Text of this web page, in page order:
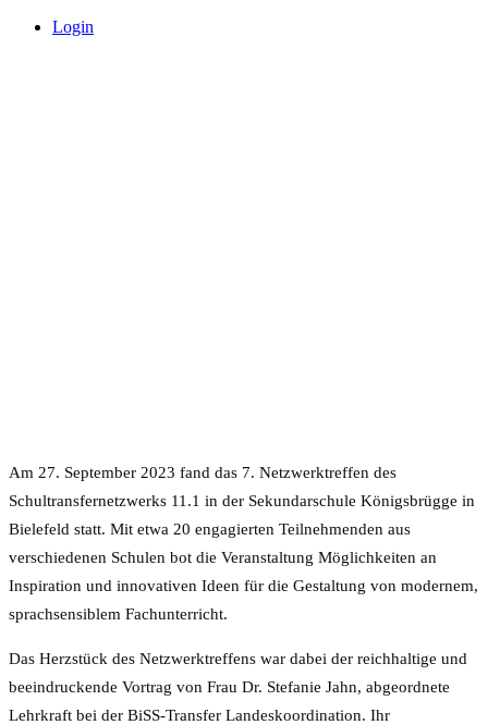
Login
Am 27. September 2023 fand das 7. Netzwerktreffen des
Schultransfernetzwerks 11.1 in der Sekundarschule Königsbrügge in
Bielefeld statt. Mit etwa 20 engagierten Teilnehmenden aus
verschiedenen Schulen bot die Veranstaltung Möglichkeiten an
Inspiration und innovativen Ideen für die Gestaltung von modernem,
sprachsensiblem Fachunterricht.
Das Herzstück des Netzwerktreffens war dabei der reichhaltige und
beeindruckende Vortrag von Frau Dr. Stefanie Jahn, abgeordnete
Lehrkraft bei der BiSS-Transfer Landeskoordination. Ihr